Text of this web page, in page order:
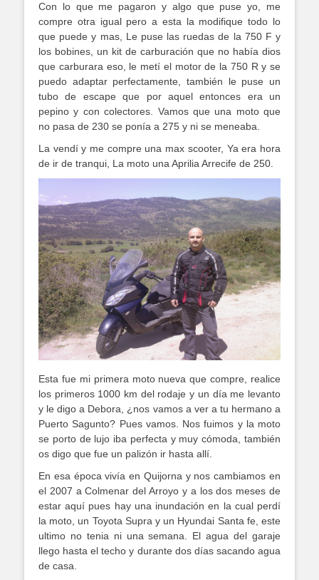
Con lo que me pagaron y algo que puse yo, me
compre otra igual pero a esta la modifique todo lo
que puede y mas, Le puse las ruedas de la 750 F y
los bobines, un kit de carburación que no había dios
que carburara eso, le metí el motor de la 750 R y se
puedo adaptar perfectamente, también le puse un
tubo de escape que por aquel entonces era un
pepino y con colectores. Vamos que una moto que
no pasa de 230 se ponía a 275 y ni se meneaba.
La vendí y me compre una max scooter, Ya era hora
de ir de tranqui, La moto una Aprilia Arrecife de 250.
Esta fue mi primera moto nueva que compre, realice
los primeros 1000 km del rodaje y un día me levanto
y le digo a Debora, ¿nos vamos a ver a tu hermano a
Puerto Sagunto? Pues vamos. Nos fuimos y la moto
se porto de lujo iba perfecta y muy cómoda, también
os digo que fue un palizón ir hasta allí.
En esa época vivía en Quijorna y nos cambiamos en
el 2007 a Colmenar del Arroyo y a los dos meses de
estar aquí pues hay una inundación en la cual perdí
la moto, un Toyota Supra y un Hyundai Santa fe, este
ultimo no tenia ni una semana. El agua del garaje
llego hasta el techo y durante dos días sacando agua
de casa.